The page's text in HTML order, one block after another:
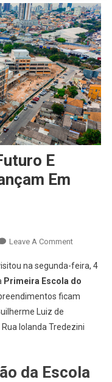
E
Em
Leave A CommentOn
Da
Escola
Do
E
Polícia
na segunda-feira, 4
Primeira Escola do
ficam
Luiz de
Iolanda Tredezini
da Escola